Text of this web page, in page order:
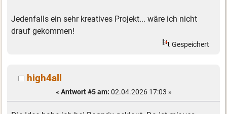
Jedenfalls ein sehr kreatives Projekt... wäre ich nicht
drauf gekommen!
Gespeichert
high4all
« Antwort #5 am: 02.04.2026 17:03 »